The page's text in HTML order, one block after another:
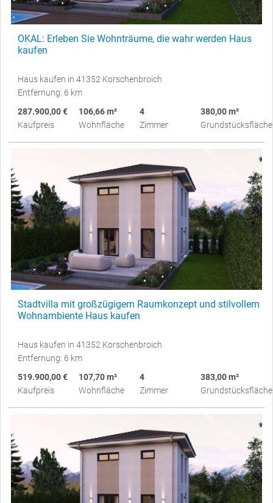
OKAL: Erleben Sie Wohnträume, die wahr werden Haus
kaufen
Haus kaufen in 41352 Korschenbroich
Entfernung: 6 km
287.900,00 €
Kaufpreis
106,66 m²
Wohnfläche
4
Zimmer
380,00 m²
Grundstücksfläche
Stadtvilla mit großzügigem Raumkonzept und stilvollem
Wohnambiente Haus kaufen
Haus kaufen in 41352 Korschenbroich
Entfernung: 6 km
519.900,00 €
Kaufpreis
107,70 m²
Wohnfläche
4
Zimmer
383,00 m²
Grundstücksfläche